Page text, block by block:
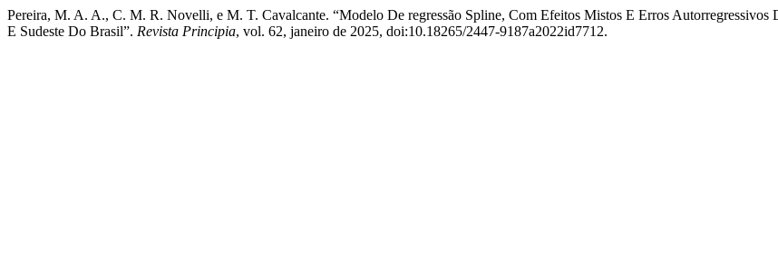
Pereira, M. A. A., C. M. R. Novelli, e M. T. Cavalcante. “Modelo De regressão Spline, Com Efeitos Mistos E Erros
E Sudeste Do Brasil”. Revista Principia, vol. 62, janeiro de 2025, doi:10.18265/2447-9187a2022id7712.